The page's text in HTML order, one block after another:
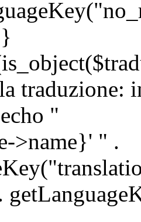
traduzione:
"
>name}' " .